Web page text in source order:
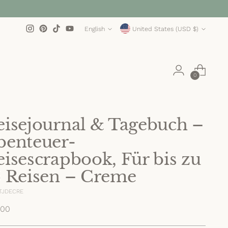
Language
English Currency United States (USD $)
0
& Tagebuch –
Für bis zu
Reisen – Creme